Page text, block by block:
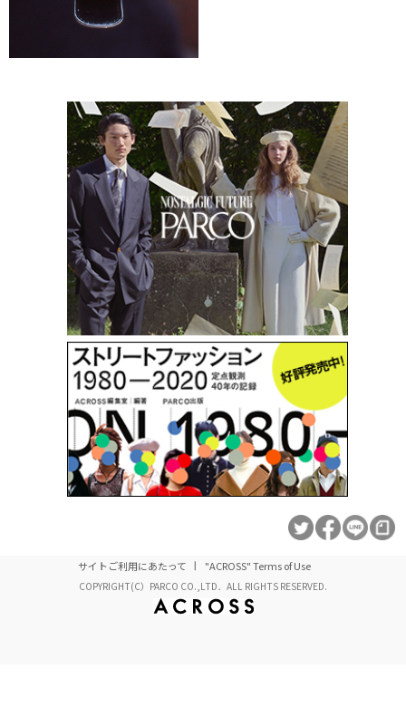
サイトご利用にあたって "ACROSS" Terms of Use
COPYRIGHT(C）PARCO CO.,LTD．ALL RIGHTS RESERVED.